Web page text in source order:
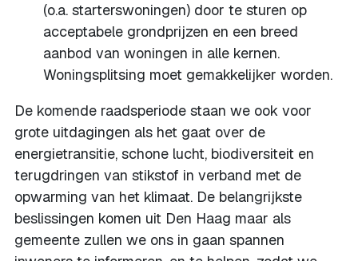
(o.a. starterswoningen) door te sturen op
acceptabele grondprijzen en een breed
aanbod van woningen in alle kernen.
Woningsplitsing moet gemakkelijker worden.
De komende raadsperiode staan we ook voor
grote uitdagingen als het gaat over de
energietransitie, schone lucht, biodiversiteit en
terugdringen van stikstof in verband met de
opwarming van het klimaat. De belangrijkste
beslissingen komen uit Den Haag maar als
gemeente zullen we ons in gaan spannen